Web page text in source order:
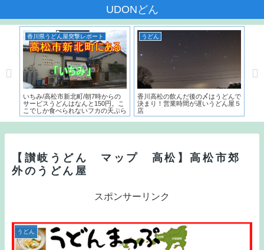
UDONどん
香川県うどん屋突撃レポート
いちみ/高松市新北町/朝7時からの
サービスうどんはなんと150円。こ
こでしか食べられないフカの天ぷら
とは？？
うどん
香川高松の飲んだ後の〆はうどんで
決まり！営業時間が遅いうどん屋５
店
【讃岐うどん マップ 高松】高松市郊
外のうどん屋
スポンサーリンク
うどん